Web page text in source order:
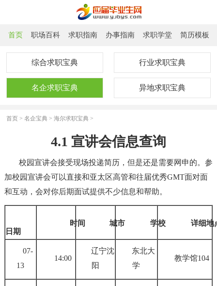
首页 职场百科 求职指南 办事指南 求职学堂 简历模板
综合求职宝典 行业求职宝典
名企求职宝典 异地求职宝典
首页 >名企宝典 >海尔求职宝典 >
4.1 宣讲会信息查询
校园宣讲会接受现场投递简历，但是还是需要网申的。参
加校园宣讲会可以直接和亚太区高管和往届优秀GMT面对面
和互动，会对你后期面试提供不少信息和帮助。
日期
时间 城市 学校 详细地
07-
13
14:00
辽宁沈
阳
东北大
学
教学馆104